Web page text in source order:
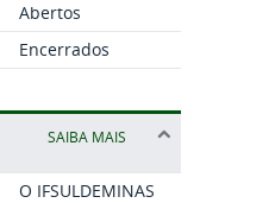
Abertos
Encerrados
SAIBA MAIS
O IFSULDEMINAS